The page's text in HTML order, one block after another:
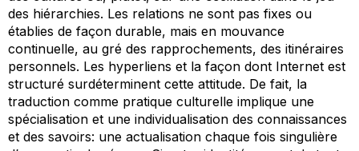
des hiérarchies. Les relations ne sont pas fixes ou
établies de façon durable, mais en mouvance
continuelle, au gré des rapprochements, des itinéraires
personnels. Les hyperliens et la façon dont Internet est
structuré surdéterminent cette attitude. De fait, la
traduction comme pratique culturelle implique une
spécialisation et une individualisation des connaissances
et des savoirs: une actualisation chaque fois singulière